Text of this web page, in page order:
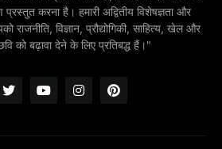
प्रस्तुत करना है। हमारी अद्वितीय विशेषज्ञता और
राजनीति, विज्ञान, प्रौद्योगिकी, साहित्य, खेल और
को बढ़ावा देने के लिए प्रतिबद्ध हैं।"